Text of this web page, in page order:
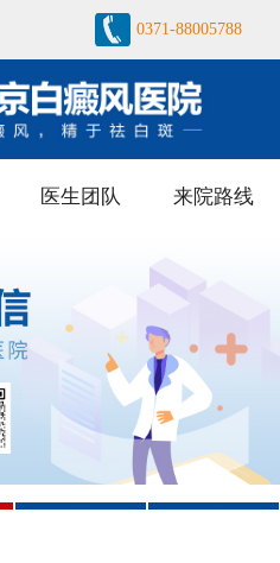
0371-88005788
医生团队 来院路线
3 4